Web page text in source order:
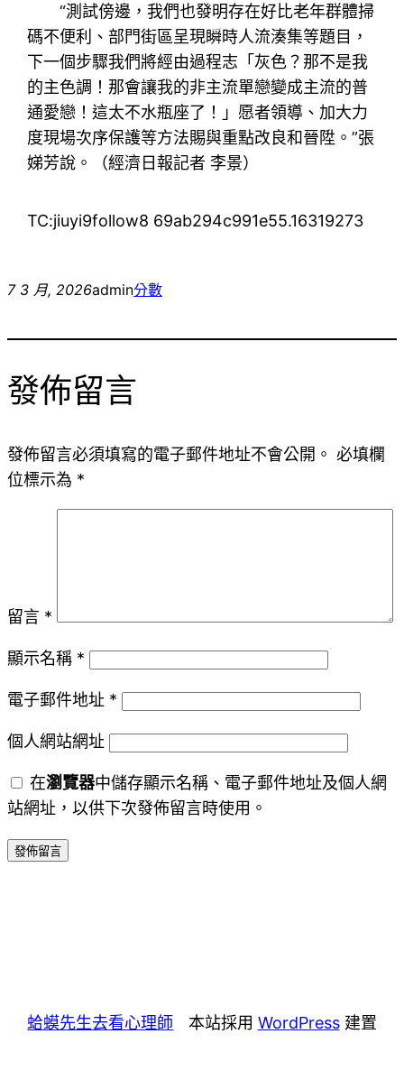
“測試傍邊，我們也發明存在好比老年群體掃
碼不便利、部門街區呈現瞬時人流湊集等題目，
下一個步驟我們將經由過程志「灰色？那不是我
的主色調！那會讓我的非主流單戀變成主流的普
通愛戀！這太不水瓶座了！」愿者領導、加大力
度現場次序保護等方法賜與重點改良和晉陞。”張
娣芳說。（經濟日報記者 李景）
TC:jiuyi9follow8 69ab294c991e55.16319273
7 3 月, 2026admin分數
發佈留言
發佈留言必須填寫的電子郵件地址不會公開。 必填欄
位標示為 *
留言 *
顯示名稱 *
電子郵件地址 *
個人網站網址
在瀏覽器中儲存顯示名稱、電子郵件地址及個人網
站網址，以供下次發佈留言時使用。
蛤蟆先生去看心理師 本站採用 WordPress建置